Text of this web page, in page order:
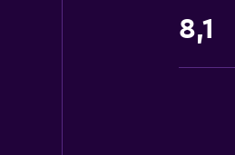
8,1